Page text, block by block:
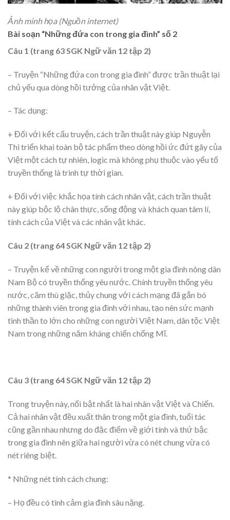
Ảnh minh họa (Nguồn internet)
Bài soạn “Những đứa con trong gia đình” số 2
Câu 1 (trang 63 SGK Ngữ văn 12 tập 2)
– Truyện “Những đứa con trong gia đình” được trần thuật lại
chủ yếu qua dòng hồi tưởng của nhân vật Việt.
– Tác dụng:
+ Đối với kết cấu truyện, cách trần thuật này giúp Nguyễn
Thi triển khai toàn bộ tác phẩm theo dòng hồi ức đứt gãy của
Việt một cách tự nhiên, logic mà không phụ thuộc vào yếu tố
truyền thống là trình tự thời gian.
+ Đối với việc khắc họa tính cách nhân vật, cách trần thuật
này giúp bộc lộ chân thực, sống động và khách quan tâm lí,
tính cách của Việt và các nhân vật khác.
Câu 2 (trang 64 SGK Ngữ văn 12 tập 2)
– Truyện kể về những con người trong một gia đình nông dân
Nam Bộ có truyền thống yêu nước. Chính truyền thống yêu
nước, căm thù giặc, thủy chung với cách mạng đã gắn bó
những thành viên trong gia đình với nhau, tạo nên sức mạnh
tinh thần to lớn cho những con người Việt Nam, dân tộc Việt
Nam trong những năm kháng chiến chống Mĩ.
Câu 3 (trang 64 SGK Ngữ văn 12 tập 2)
Trong truyện này, nổi bật nhất là hai nhân vật Việt và Chiến.
Cả hai nhân vật đều xuất thân trong một gia đình, tuổi tác
cũng gần nhau nhưng do đặc điểm về giới tính và thứ bậc
trong gia đình nên giữa hai người vừa có nét chung vừa có
nét riêng biệt.
* Những nét tính cách chung:
– Họ đều có tình cảm gia đình sâu nặng.